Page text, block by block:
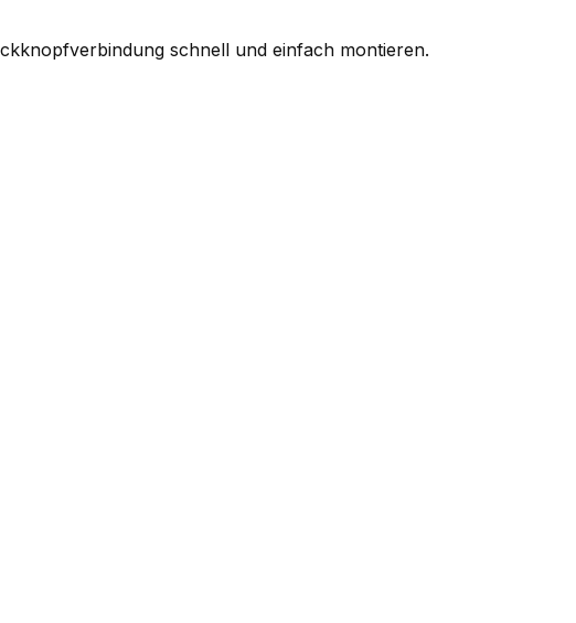
schnell und einfach montieren.